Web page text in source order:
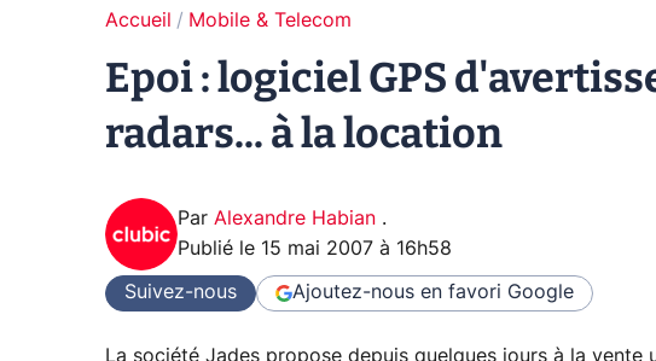
Accueil Mobile & Telecom
Epoi : logiciel GPS
radars... à la location
Par Alexandre Habian .
Publié le 15 mai 2007 à 16h58
Suivez-nous Ajoutez-nous en favori Google
La société Jades propose depuis quelques jours à la vente